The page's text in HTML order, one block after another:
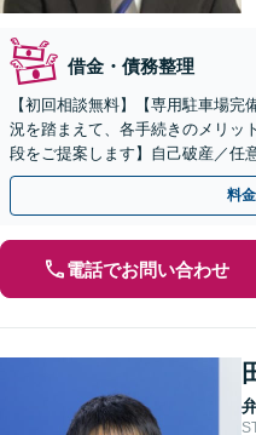
借金・債務整理
【初回相談無料】【専用駐車場
況を踏まえて、各手続きのメリッ
段をご提案します】自己破産／任
身にサポートし、迅速な解決へ尽
料
電話でお問い合わせ